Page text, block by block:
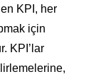
KPI, her
için
KPI’lar